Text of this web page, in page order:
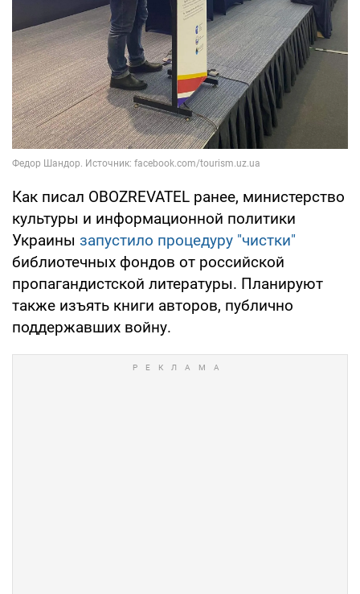
Как писал OBOZREVATEL ранее, министерство
культуры и информационной политики
Украины запустило процедуру "чистки"
библиотечных фондов от российской
пропагандистской литературы. Планируют
также изъять книги авторов, публично
поддержавших войну.